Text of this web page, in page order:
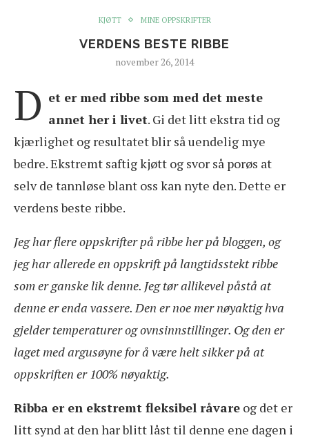
KJØTT MINE OPPSKRIFTER
VERDENS BESTE RIBBE
november 26, 2014
D et er med ribbe som med det meste
annet her i livet. Gi det litt ekstra tid og
kjærlighet og resultatet blir så uendelig mye
bedre. Ekstremt saftig kjøtt og svor så porøs at
selv de tannløse blant oss kan nyte den. Dette er
verdens beste ribbe.
Jeg har flere oppskrifter på ribbe her på bloggen, og
jeg har allerede en oppskrift på langtidsstekt ribbe
som er ganske lik denne. Jeg tør allikevel påstå at
denne er enda vassere. Den er noe mer nøyaktig hva
gjelder temperaturer og ovnsinnstillinger. Og den er
laget med argusøyne for å være helt sikker på at
oppskriften er 100% nøyaktig.
Ribba er en ekstremt fleksibel råvare og det er
litt synd at den har blitt låst til denne ene dagen i